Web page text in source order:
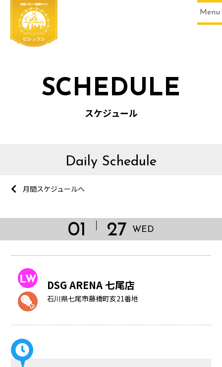
Menu
SCHEDULE
スケジュール
Daily Schedule
月間スケジュールへ
01 27 WED
DSG ARENA 七尾店
石川県七尾市藤橋町亥21番地